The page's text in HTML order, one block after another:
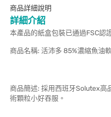
商品詳細說明
詳細介紹
本產品的紙盒包裝已通過FSC認
商品名稱: 活沛多 85%濃縮魚油
商品簡述: 採用西班牙Solutex高
術顆粒小好吞服。